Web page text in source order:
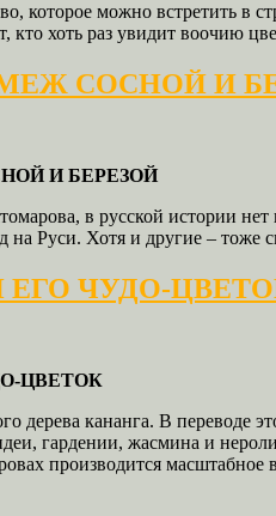
которое можно встретить
кто хоть раз увидит воочию
СОСНОЙ И
И БЕРЕЗОЙ
в русской истории
на Руси. Хотя и другие – тоже
ЕГО ЧУДО-
ЦВЕТОК
дерева кананга. В переводе
гардении, жасмина и
производится